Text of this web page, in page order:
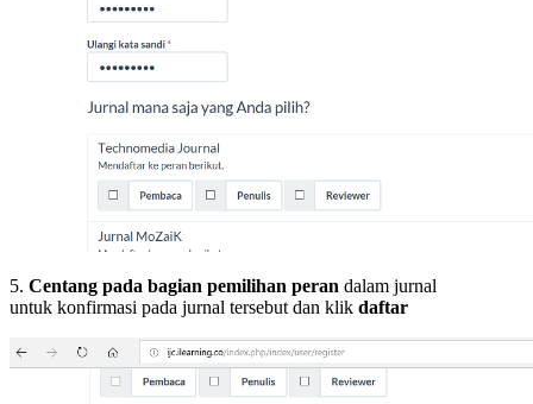
5. Centang pada bagian pemilihan peran dalam jurnal
untuk konfirmasi pada jurnal tersebut dan klik daftar